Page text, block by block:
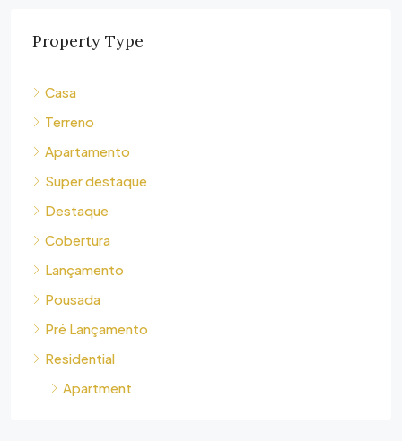
Property Type
Casa
Terreno
Apartamento
Super destaque
Destaque
Cobertura
Lançamento
Pousada
Pré Lançamento
Residential
Apartment